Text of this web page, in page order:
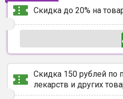
Скидка до 20% на
Скидка 150 рублей по
лекарств и других